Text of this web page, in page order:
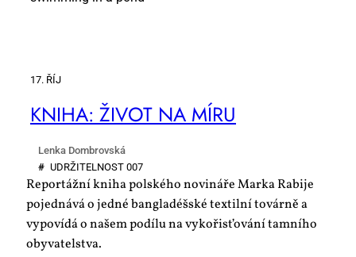
17. ŘÍJ
KNI­HA: ŽI­VOT NA MÍ­RU
Lenka Dombrovská
# UDR­ŽI­TEL­NOST 007
Reportážní kniha polského novináře Marka Rabije
pojednává o jedné bangladéšské textilní továrně a
vypovídá o našem podílu na vykořisťování tamního
obyvatelstva.